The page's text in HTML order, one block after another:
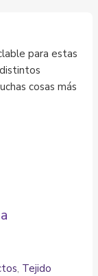
para estas
cosas más
, Tejido